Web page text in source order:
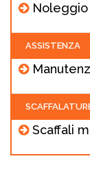
ASSISTENZA
Scaffali